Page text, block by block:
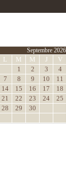
Septembre 2026
L M M J V
1
2 3 4
7
8 9 10 11
14
15 16 17 18
21
22 23 24 25
28
29 30